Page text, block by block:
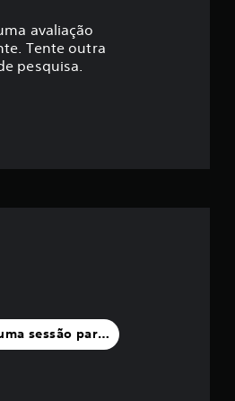
m
avaliação
Tente outra
pesquisa.
sessão para classificar